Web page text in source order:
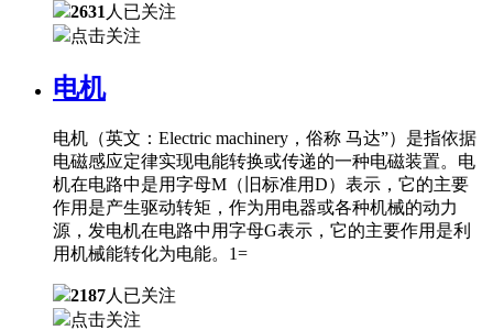
2631 人已关注
点击关注
电机
电机（英文：Electric machinery，俗称 马达”）是指依据
电磁感应定律实现电能转换或传递的一种电磁装置。电
机在电路中是用字母M（旧标准用D）表示，它的主要
作用是产生驱动转矩，作为用电器或各种机械的动力
源，发电机在电路中用字母G表示，它的主要作用是利
用机械能转化为电能。1=
2187人已关注
点击关注